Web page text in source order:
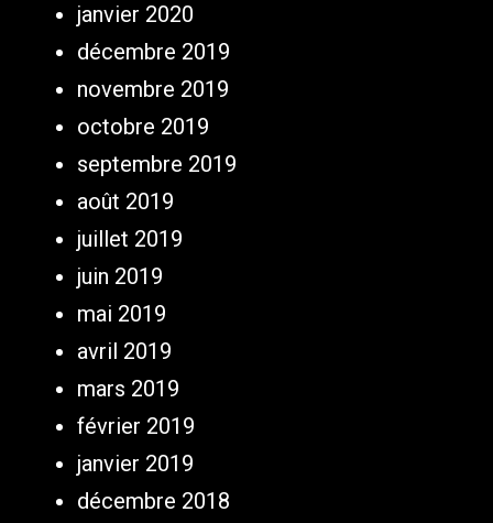
janvier 2020
décembre 2019
novembre 2019
octobre 2019
septembre 2019
août 2019
juillet 2019
juin 2019
mai 2019
avril 2019
mars 2019
février 2019
janvier 2019
décembre 2018